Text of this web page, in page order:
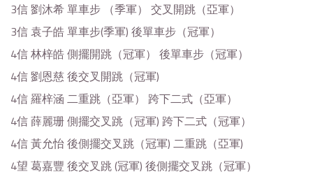
3信 劉沐希 單車步 （季軍） 交叉開跳（亞軍）
3信 袁子皓 單車步(季軍) 後單車步（冠軍）
4信 林梓皓 側擺開跳（冠軍） 後單車步（冠軍）
4信 劉恩慈 後交叉開跳（冠軍)
4信 羅梓涵 二重跳（亞軍） 跨下二式（亞軍）
4信 薛麗珊 側擺交叉跳（冠軍) 跨下二式（冠軍）
4信 黃允怡 後側擺交叉跳（冠軍) 二重跳（亞軍)
4望 葛嘉豐 後交叉跳 (冠軍) 後側擺交叉跳（冠軍）